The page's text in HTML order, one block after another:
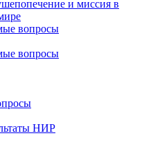
и миссия в
вопросы
вопросы
НИР